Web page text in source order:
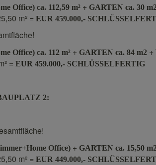
Office) ca. 112,59 m² + GARTEN ca. 30
m² = EUR 459.000,-
Office) ca. 112 m² + GARTEN ca. 84 m2
= EUR 459.000,- SCHLÜSSELFERTIG
2:
Office) + GARTEN ca. 15,50
m² = EUR 449.000,-